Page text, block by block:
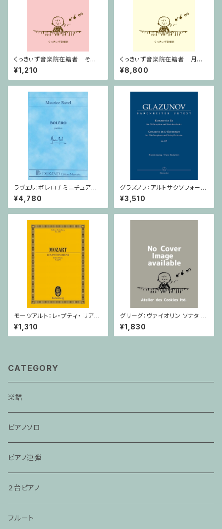
くっきぃず音楽院在籍者 その
他のご利用支払用商品 テクニ
ック
¥1,210
くっきぃず音楽院在籍者 月謝
支払用商品 ピアノ科 ３０分
¥8,800
ラヴェル:ボレロ / ミニチュアス
コア
¥4,780
グラズノフ：アルトサクソフォーン
と弦楽オーケストラのための 協
奏曲 変ホ長調 Op. 109 / サク
ソフォーンとピアノ
¥3,510
モーツアルト：レ・プティ・ リア
ン/ミニチュアスコア
¥1,310
グリーグ：ヴァイオリン ソナタ ヘ
長調 Op.8 / ヴァイオリン・ピア
ノ
¥1,830
CATEGORY
楽譜
ピアノソロ
ピアノ連弾
２台ピアノ
フルート